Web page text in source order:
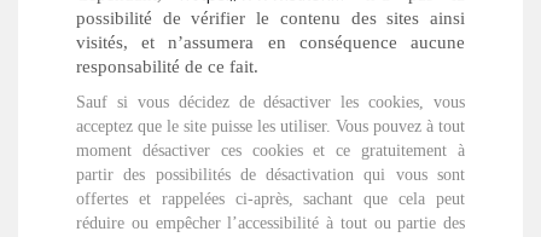
possibilité de vérifier le contenu des sites ainsi
visités, et n’assumera en conséquence aucune
responsabilité de ce fait.
Sauf si vous décidez de désactiver les cookies, vous
acceptez que le site puisse les utiliser. Vous pouvez à tout
moment désactiver ces cookies et ce gratuitement à
partir des possibilités de désactivation qui vous sont
offertes et rappelées ci-après, sachant que cela peut
réduire ou empêcher l’accessibilité à tout ou partie des